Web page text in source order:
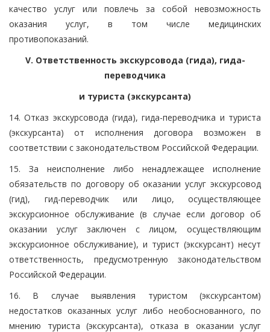
качество услуг или повлечь за собой невозможность
оказания услуг, в том числе медицинских
противопоказаний.
V. Ответственность экскурсовода (гида), гида-
переводчика
и туриста (экскурсанта)
14. Отказ экскурсовода (гида), гида-переводчика и туриста
(экскурсанта) от исполнения договора возможен в
соответствии с законодательством Российской Федерации.
15. За неисполнение либо ненадлежащее исполнение
обязательств по договору об оказании услуг экскурсовод
(гид), гид-переводчик или лицо, осуществляющее
экскурсионное обслуживание (в случае если договор об
оказании услуг заключен с лицом, осуществляющим
экскурсионное обслуживание), и турист (экскурсант) несут
ответственность, предусмотренную законодательством
Российской Федерации.
16. В случае выявления туристом (экскурсантом)
недостатков оказанных услуг либо необоснованного, по
мнению туриста (экскурсанта), отказа в оказании услуг